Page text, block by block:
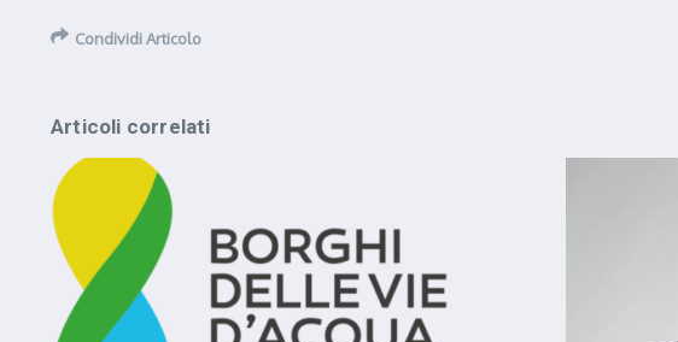
Condividi Articolo
Articoli correlati